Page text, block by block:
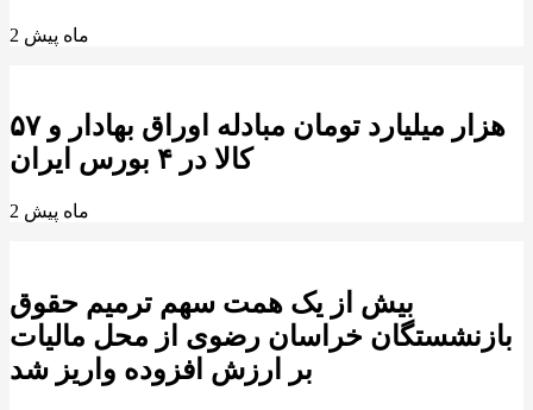
2 ماه پیش
۵۷ هزار میلیارد تومان مبادله اوراق بهادار و
کالا در ۴ بورس ایران
2 ماه پیش
بیش از یک همت سهم ترمیم حقوق
بازنشستگان خراسان رضوی از محل مالیات
بر ارزش افزوده واریز شد